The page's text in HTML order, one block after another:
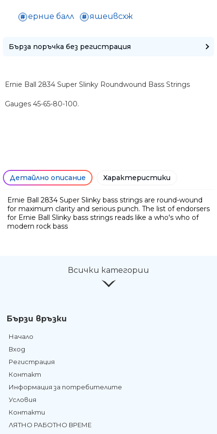
ерние балл яшеивсхж
Бърза поръчка без регистрация
Ние ще се свържем с вас в
Ernie Ball 2834 Super Slinky Roundwound Bass Strings
Gauges 45-65-80-100.
Детайлно описание Характеристики
Ernie Ball 2834 Super Slinky bass strings are round-wound
for maximum clarity and serious punch. The list of endorsers
for Ernie Ball Slinky bass strings reads like a who's who of
modern rock bass
Всички категории
Бързи връзки
Начало
Вход
Регистрация
Контакт
Информация за потребителите
Условия
Контакти
ЛЯТНО РАБОТНО ВРЕМЕ